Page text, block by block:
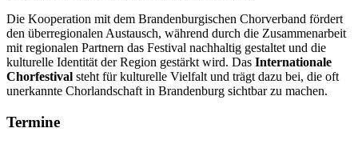
Die Kooperation mit dem Brandenburgischen Chorverband fördert
den überregionalen Austausch, während durch die Zusammenarbeit
mit regionalen Partnern das Festival nachhaltig gestaltet und die
kulturelle Identität der Region gestärkt wird. Das Internationale
Chorfestival steht für kulturelle Vielfalt und trägt dazu bei, die oft
unerkannte Chorlandschaft in Brandenburg sichtbar zu machen.
Termine